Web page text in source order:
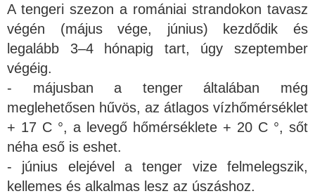
A tengeri szezon a romániai strandokon tavasz
végén (május vége, június) kezdődik és
legalább 3–4 hónapig tart, úgy szeptember
végéig.
- májusban a tenger általában még
meglehetősen hűvös, az átlagos vízhőmérséklet
+ 17 C °, a levegő hőmérséklete + 20 C °, sőt
néha eső is eshet.
- június elejével a tenger vize felmelegszik,
kellemes és alkalmas lesz az úszáshoz.